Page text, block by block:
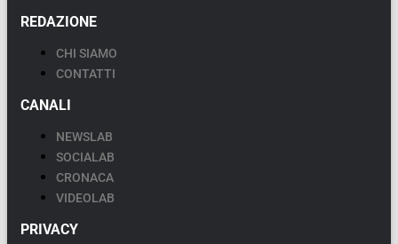
REDAZIONE
CHI SIAMO
CONTATTI
CANALI
NEWSLAB
SOCIALAB
CRONACA
VIDEOLAB
PRIVACY